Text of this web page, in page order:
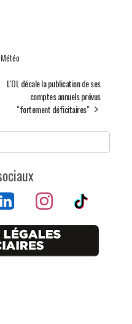
Météo
L'OL décale la publication de ses
comptes annuels prévus
"fortement déficitaires"